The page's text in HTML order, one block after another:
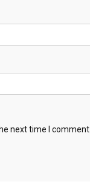
next time I comment.